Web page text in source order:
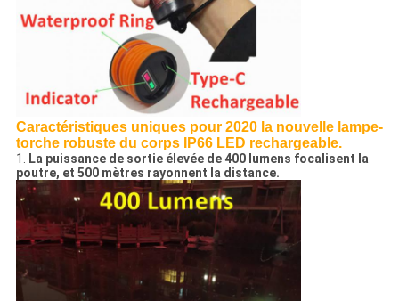
Caractéristiques uniques pour 2020 la nouvelle lampe-
torche robuste du corps IP66 LED rechargeable.
1. La puissance de sortie élevée de 400 lumens focalisent la
poutre, et 500 mètres rayonnent la distance.